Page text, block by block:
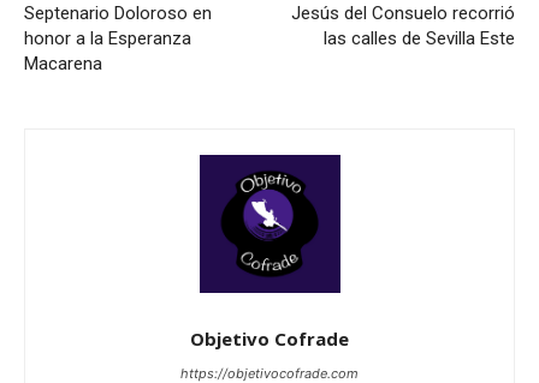
Septenario Doloroso en
honor a la Esperanza
Macarena
Jesús del Consuelo recorrió
las calles de Sevilla Este
Objetivo Cofrade
https://objetivocofrade.com